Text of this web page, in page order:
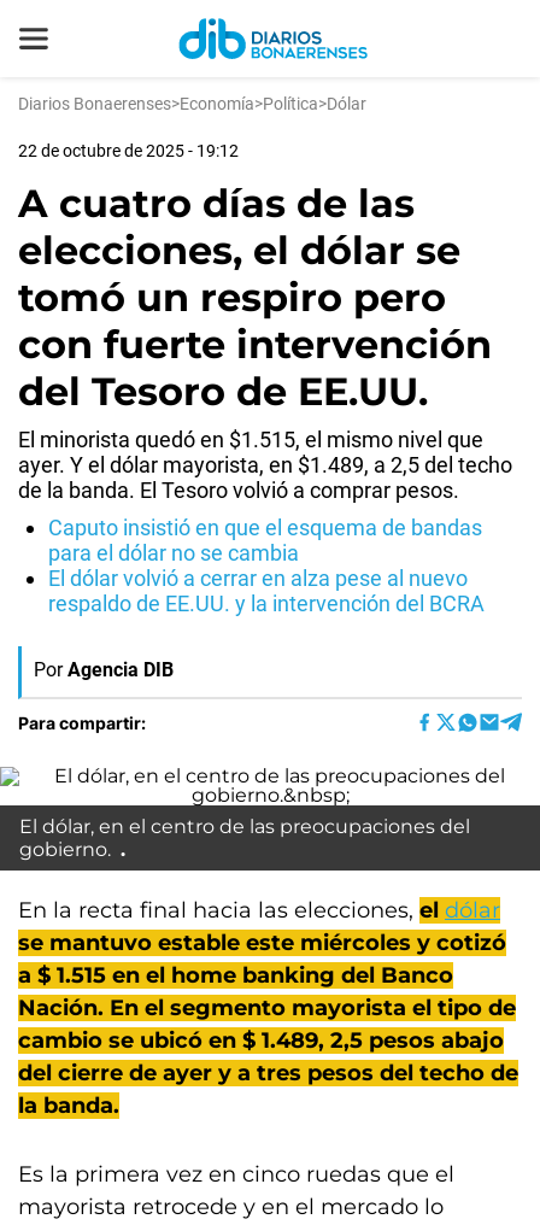
Diarios Bonaerenses>Economía>Política>Dólar
22 de octubre de 2025 - 19:12
A cuatro días de las
elecciones, el dólar se
tomó un respiro pero
con fuerte intervención
del Tesoro de EE.UU.
El minorista quedó en $1.515, el mismo nivel que
ayer. Y el dólar mayorista, en $1.489, a 2,5 del techo
de la banda. El Tesoro volvió a comprar pesos.
Caputo insistió en que el esquema de bandas
para el dólar no se cambia
El dólar volvió a cerrar en alza pese al nuevo
respaldo de EE.UU. y la intervención del BCRA
Por Agencia DIB
Para compartir:
El dólar, en el centro de las preocupaciones del
gobierno.
En la recta final hacia las elecciones, el dólar
se mantuvo estable este miércoles y cotizó
a $ 1.515 en el home banking del Banco
Nación. En el segmento mayorista el tipo de
cambio se ubicó en $ 1.489, 2,5 pesos abajo
del cierre de ayer y a tres pesos del techo de
la banda.
Es la primera vez en cinco ruedas que el
mayorista retrocede y en el mercado lo